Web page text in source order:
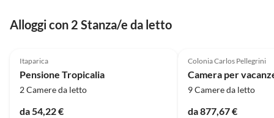
Alloggi con 2 Stanza/e da letto
Itaparica
Pensione Tropicalia
2 Camere da letto
da 54,22 €
Colonia Carlos Pellegrini
9 Camere da letto
da 877,67 €